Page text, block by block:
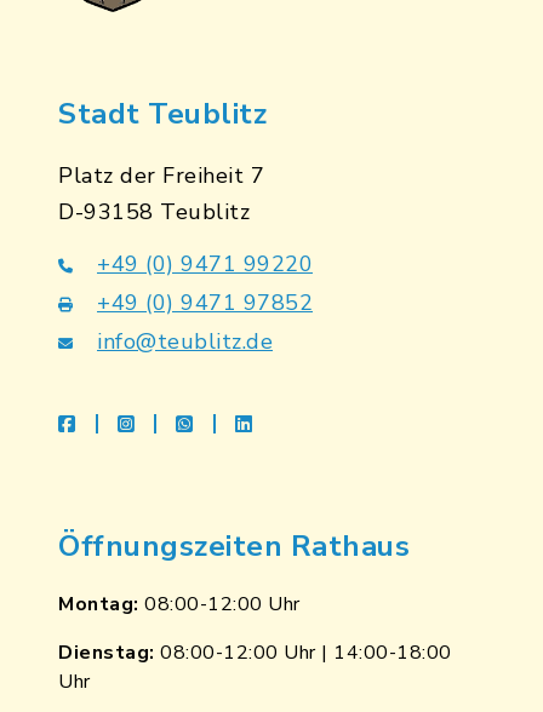
Stadt Teublitz
Platz der Freiheit 7
D-93158 Teublitz
+49 (0) 9471 99220
+49 (0) 9471 97852
info@teublitz.de
facebookinstagramwhatsapplinkedin
Öffnungszeiten Rathaus
Montag: 08:00-12:00 Uhr
Dienstag: 08:00-12:00 Uhr | 14:00-18:00
Uhr